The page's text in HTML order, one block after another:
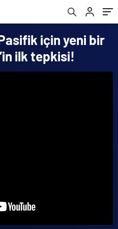
için yeni bir
ilk tepkisi!